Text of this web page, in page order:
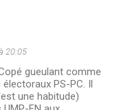
20:05
gueulant comme
PS-PC. Il
une habitude)